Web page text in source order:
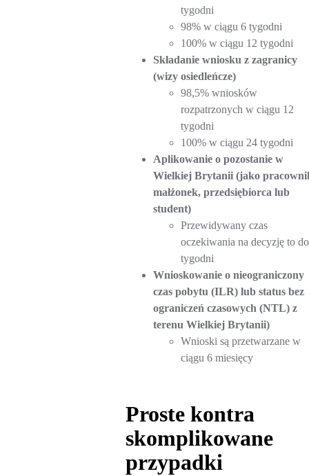
tygodni
98% w ciągu 6 tygodni
100% w ciągu 12 tygodni
Składanie wniosku z zagranicy
(wizy osiedleńcze)
98,5% wniosków
rozpatrzonych w ciągu 12
tygodni
100% w ciągu 24 tygodni
Aplikowanie o pozostanie w
Wielkiej Brytanii (jako
małżonek, przedsiębiorca lub
student)
Przewidywany czas
oczekiwania na decyzję to
tygodni
Wnioskowanie o nieograniczony
czas pobytu (ILR) lub status bez
ograniczeń czasowych (NTL) z
terenu Wielkiej Brytanii)
Wnioski są przetwarzane w
ciągu 6 miesięcy
Proste kontra
skomplikowane
przypadki